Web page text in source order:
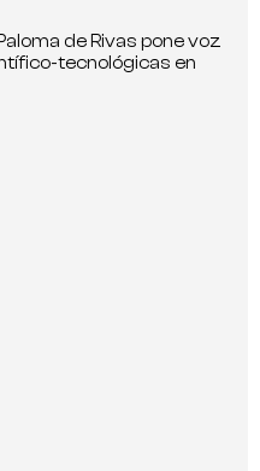
de Rivas pone voz
tecnológicas en